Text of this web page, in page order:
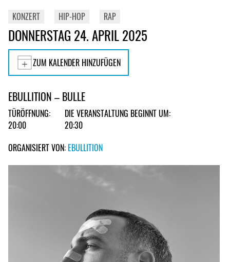
KONZERT
HIP-HOP RAP
DONNERSTAG 24. APRIL 2025
ZUM KALENDER HINZUFÜGEN
EBULLITION – BULLE
TÜRÖFFNUNG:
20:00
DIE VERANSTALTUNG BEGINNT UM:
20:30
ORGANISIERT VON: EBULLITION